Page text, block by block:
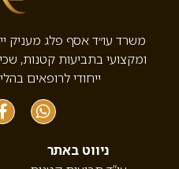
משרד עו״ד אסף פלג מעניק
ומקצועי בתביעות קטנות,
ייחודי לרופאים
ניווט באתר